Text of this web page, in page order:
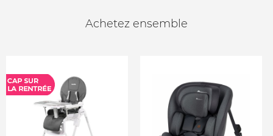
Achetez ensemble